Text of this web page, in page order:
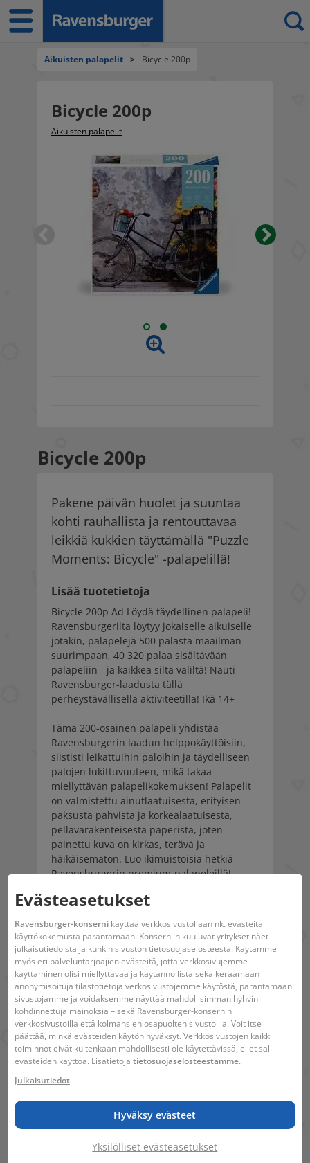
Aikuisten palapelit > Bicycle 200p
Bicycle 200p
Aikuisten palapelit
Bicycle 200p
Pakene päivän huolet ja suuntaa
kohti rauhallista ja rentouttavaa
leikkiä kukkien täyttämällä "Puzzle
Moments: Bicycle" -palapelillä!
Lisää tuotetietoja
Bicycle 200p Ad Löydä täydellinen palapeli!
Ravensburgerilta löytyy jokaiselle aikuiselle
jotakin, palapelejä 500 palasta maailman
suurimpaan, 40 320 palaa sisältävään
palapeliin - ja kaikkea siltä väliltä! Nauti
Ravensburger-laadusta tällä
perheystävällisellä aktiviteetilla! Ikä 14+
Tämä 200-osainen palapeli yhdistää
Ravensburgerin laadun helppokäyttöisiin,
siististi leikattuihin paloihin ja täydelliseen
palojen lukittuvuuteen, mikä takaa
miellyttävän palapelikokemuksen! Palapelit
on valmistettu ainutlaatuisesta, erityisen
paksusta pahvista ja korkealaatuisesta,
pellavarakenteisesta paperista, joten
painettu kuva on kirkas, terävä ja
häikäisemätön. Luo ikimuistoisia hetkiä
Ravensburgerin premium-palapeleillä!
Hauskaa 8-vuotiaille ja sitä vanhemmille!
Viivakoodi:4005556133055
Varoituksia ei tarvita.
8 + 200 19 x 19 x 5 cm
Evästeasetukset
Ravensburger-konserni käyttää verkkosivustollaan nk. evästeitä
käyttökokemusta parantamaan. Konserniin kuuluvat yritykset näet
julkaisutiedoista ja kunkin sivuston tietosuojaselosteesta. Käytämme
myös eri palveluntarjoajien evästeitä, jotta verkkosivujemme
käyttäminen olisi miellyttävää ja käytännöllistä sekä keräämään
anonymisoituja tilastotietoja verkosivustojemme käytöstä, parantamaan
sivustojamme ja voidaksemme näyttää mahdollisimman hyhvin
kohdinnettuja mainoksia – sekä Ravensburger-konsernin
verkkosivustoilla että kolmansien osapuolten sivustoilla. Voit itse
päättää, minkä evästeiden käytön hyväksyt. Verkkosivustojen kaikki
toiminnot eivät kuitenkaan mahdollisesti ole käytettävissä, ellet salli
evästeiden käyttöä. Lisätietoja tietosuojaselosteestamme.
Julkaisutiedot
Hyväksy evästeet
Yksilölliset evästeasetukset